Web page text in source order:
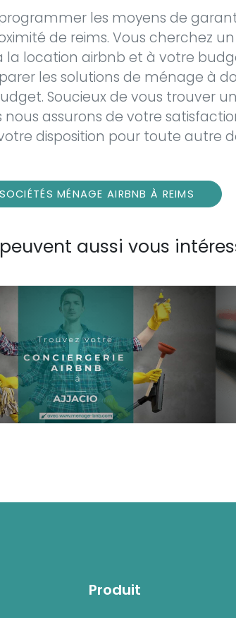
les moyens de
de reims. Vous cherchez
location airbnb et à votre
les solutions de ménage à
Soucieux de vous trouver
assurons de votre
disposition pour toute autre
MÉNAGE AIRBNB À REIMS
aussi vous
Produit